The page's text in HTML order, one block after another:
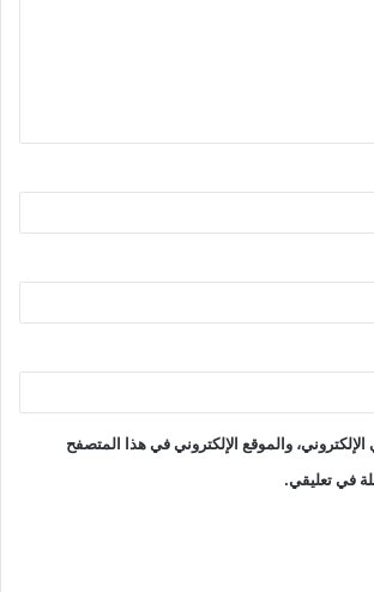
والموقع الإلكتروني في هذا المتصفح
في تعليقي.